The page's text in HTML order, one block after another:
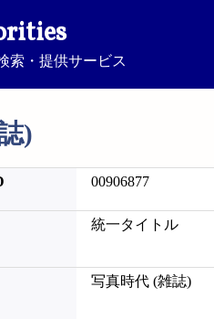
索・提供サービス
)
00906877
統一タイトル
写真時代 (雑誌)